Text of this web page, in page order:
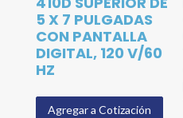
5 X 7 PULGADAS
CON PANTALLA
DIGITAL, 120 V/60
HZ
Agregar a Cotización